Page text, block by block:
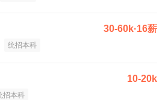
30-60k·16薪
统招本科
10-20k
招本科